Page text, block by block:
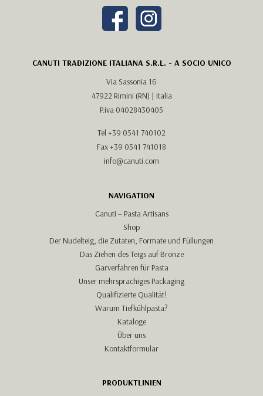
CANUTI TRADIZIONE ITALIANA S.R.L. - A SOCIO UNICO
Via Sassonia 16
47922 Rimini (RN) | Italia
P.iva 04028430405
Tel +39 0541 740102
Fax +39 0541 741018
info@canuti.com
NAVIGATION
Canuti – Pasta Artisans
Shop
Der Nudelteig, die Zutaten, Formate und Füllungen
Das Ziehen des Teigs auf Bronze
Garverfahren für Pasta
Unser mehrsprachiges Packaging
Qualifizierte Qualität!
Warum Tiefkühlpasta?
Kataloge
Über uns
Kontaktformular
PRODUKTLINIEN